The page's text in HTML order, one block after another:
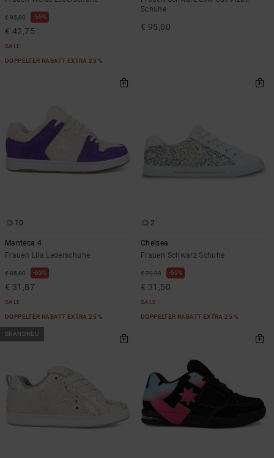
€ 95,00 55%
€ 42,75
SALE
DOPPELTER RABATT EXTRA 25 %
Schuhe
€ 95,00
10
Manteca 4
Frauen Lila Lederschuhe
€ 85,00 63%
€ 31,87
SALE
DOPPELTER RABATT EXTRA 25 %
2
Chelsea
Frauen Schwarz Schuhe
€ 70,00 55%
€ 31,50
SALE
DOPPELTER RABATT EXTRA 25 %
BRANDNEU